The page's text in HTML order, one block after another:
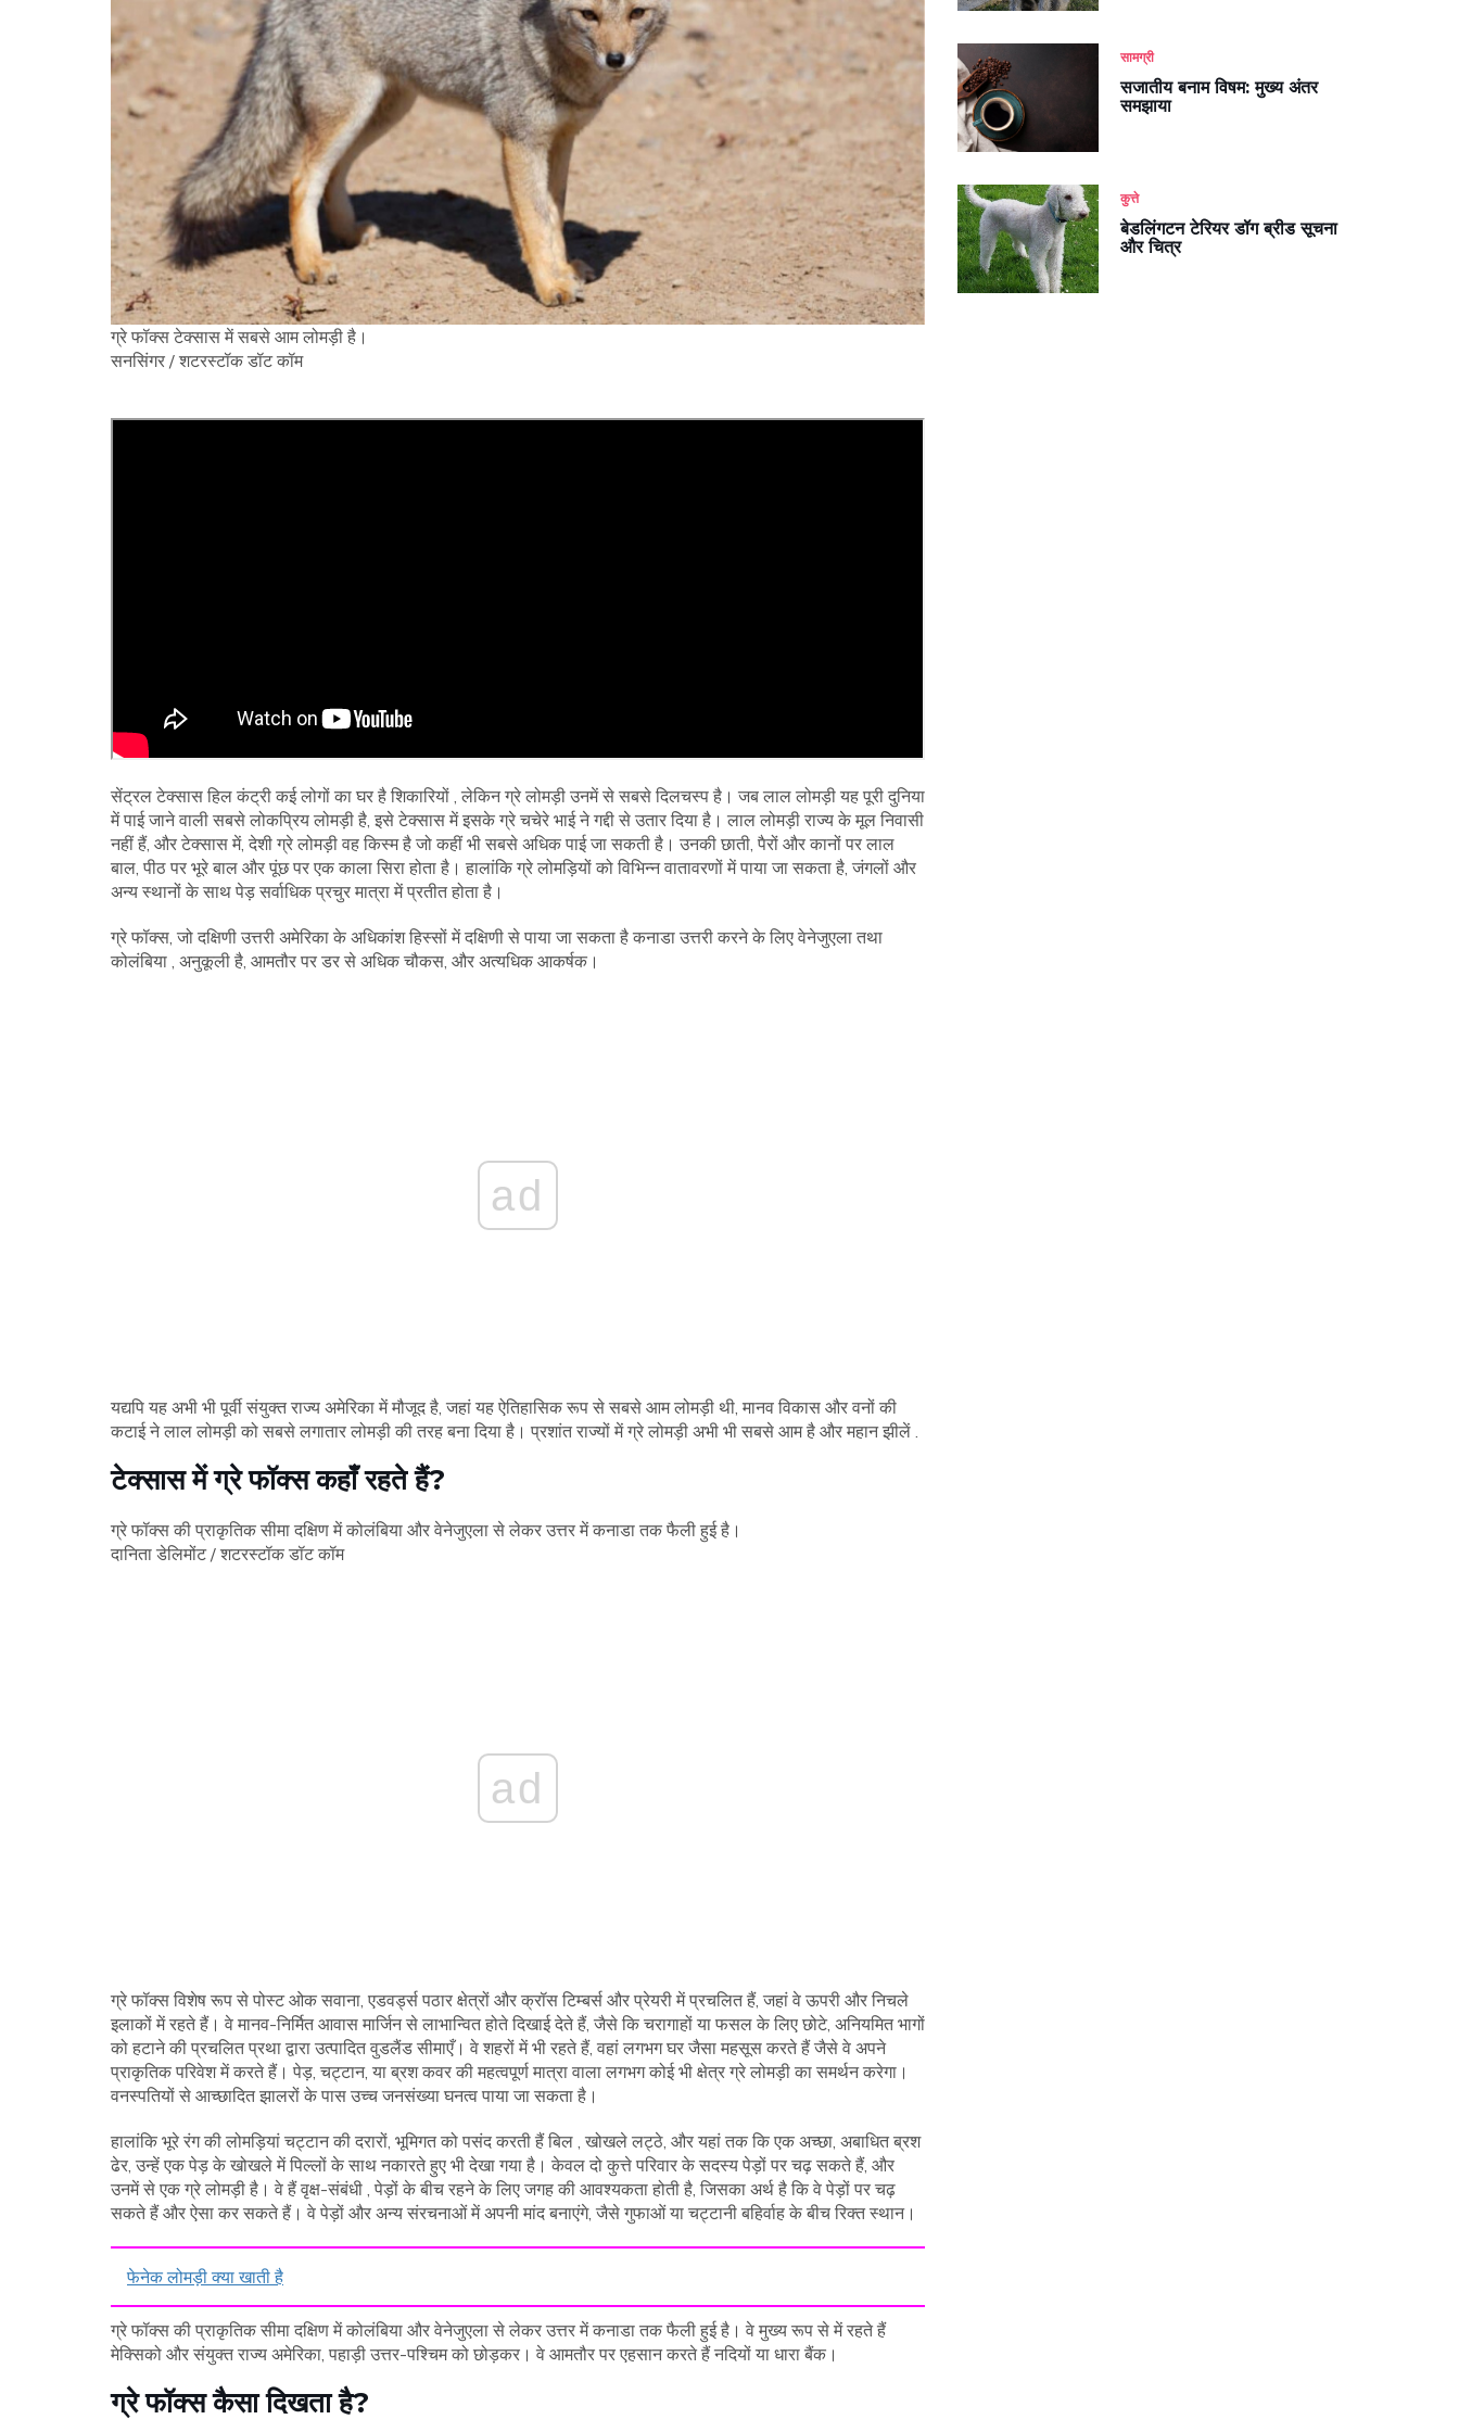
ग्रे फॉक्स टेक्सास में सबसे आम लोमड़ी है।
सनसिंगर / शटरस्टॉक डॉट कॉम
सेंट्रल टेक्सास हिल कंट्री कई लोगों का घर है शिकारियों , लेकिन ग्रे लोमड़ी उनमें से सबसे दिलचस्प है। जब लाल लोमड़ी यह पूरी दुनिया
में पाई जाने वाली सबसे लोकप्रिय लोमड़ी है, इसे टेक्सास में इसके ग्रे चचेरे भाई ने गद्दी से उतार दिया है। लाल लोमड़ी राज्य के मूल निवासी
नहीं हैं, और टेक्सास में, देशी ग्रे लोमड़ी वह किस्म है जो कहीं भी सबसे अधिक पाई जा सकती है। उनकी छाती, पैरों और कानों पर लाल
बाल, पीठ पर भूरे बाल और पूंछ पर एक काला सिरा होता है। हालांकि ग्रे लोमड़ियों को विभिन्न वातावरणों में पाया जा सकता है, जंगलों और
अन्य स्थानों के साथ पेड़ सर्वाधिक प्रचुर मात्रा में प्रतीत होता है।
ग्रे फॉक्स, जो दक्षिणी उत्तरी अमेरिका के अधिकांश हिस्सों में दक्षिणी से पाया जा सकता है कनाडा उत्तरी करने के लिए वेनेजुएला तथा
कोलंबिया , अनुकूली है, आमतौर पर डर से अधिक चौकस, और अत्यधिक आकर्षक।
ad
यद्यपि यह अभी भी पूर्वी संयुक्त राज्य अमेरिका में मौजूद है, जहां यह ऐतिहासिक रूप से सबसे आम लोमड़ी थी, मानव विकास और वनों की
कटाई ने लाल लोमड़ी को सबसे लगातार लोमड़ी की तरह बना दिया है। प्रशांत राज्यों में ग्रे लोमड़ी अभी भी सबसे आम है और महान झीलें .
टेक्सास में ग्रे फॉक्स कहाँ रहते हैं?
ग्रे फॉक्स की प्राकृतिक सीमा दक्षिण में कोलंबिया और वेनेजुएला से लेकर उत्तर में कनाडा तक फैली हुई है।
दानिता डेलिमोंट / शटरस्टॉक डॉट कॉम
ad
ग्रे फॉक्स विशेष रूप से पोस्ट ओक सवाना, एडवर्ड्स पठार क्षेत्रों और क्रॉस टिम्बर्स और प्रेयरी में प्रचलित हैं, जहां वे ऊपरी और निचले
इलाकों में रहते हैं। वे मानव-निर्मित आवास मार्जिन से लाभान्वित होते दिखाई देते हैं, जैसे कि चरागाहों या फसल के लिए छोटे, अनियमित भागों
को हटाने की प्रचलित प्रथा द्वारा उत्पादित वुडलैंड सीमाएँ। वे शहरों में भी रहते हैं, वहां लगभग घर जैसा महसूस करते हैं जैसे वे अपने
प्राकृतिक परिवेश में करते हैं। पेड़, चट्टान, या ब्रश कवर की महत्वपूर्ण मात्रा वाला लगभग कोई भी क्षेत्र ग्रे लोमड़ी का समर्थन करेगा।
वनस्पतियों से आच्छादित झालरों के पास उच्च जनसंख्या घनत्व पाया जा सकता है।
हालांकि भूरे रंग की लोमड़ियां चट्टान की दरारों, भूमिगत को पसंद करती हैं बिल , खोखले लट्ठे, और यहां तक ​​कि एक अच्छा, अबाधित ब्रश
ढेर, उन्हें एक पेड़ के खोखले में पिल्लों के साथ नकारते हुए भी देखा गया है। केवल दो कुत्ते परिवार के सदस्य पेड़ों पर चढ़ सकते हैं, और
उनमें से एक ग्रे लोमड़ी है। वे हैं वृक्ष-संबंधी , पेड़ों के बीच रहने के लिए जगह की आवश्यकता होती है, जिसका अर्थ है कि वे पेड़ों पर चढ़
सकते हैं और ऐसा कर सकते हैं। वे पेड़ों और अन्य संरचनाओं में अपनी मांद बनाएंगे, जैसे गुफाओं या चट्टानी बहिर्वाह के बीच रिक्त स्थान।
फेनेक लोमड़ी क्या खाती है
ग्रे फॉक्स की प्राकृतिक सीमा दक्षिण में कोलंबिया और वेनेजुएला से लेकर उत्तर में कनाडा तक फैली हुई है। वे मुख्य रूप से में रहते हैं
मेक्सिको और संयुक्त राज्य अमेरिका, पहाड़ी उत्तर-पश्चिम को छोड़कर। वे आमतौर पर एहसान करते हैं नदियों या धारा बैंक।
ग्रे फॉक्स कैसा दिखता है?
सामग्री
सजातीय बनाम विषम: मुख्य अंतर
समझाया
कुत्ते
बेडलिंगटन टेरियर डॉग ब्रीड सूचना
और चित्र